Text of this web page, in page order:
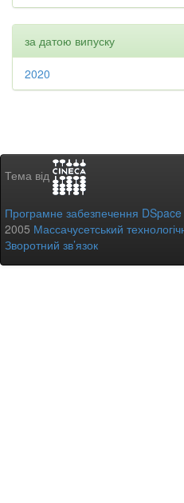
за датою випуску
2020
Тема від
Програмне забезпечення DSpace
2005 Массачусетський
Зворотний зв’язок